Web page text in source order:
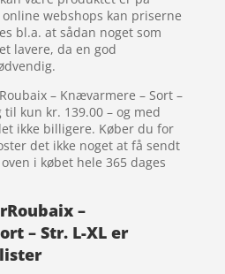
webshops kan priserne
bl.a. at sådan noget som
lavere, da en god
– Knævarmere – Sort –
til kun kr. 139.00 – og med
ikke billigere. Køber du for
det ikke noget at få sendt
i købet hele 365 dages
–
– Str. L-XL er